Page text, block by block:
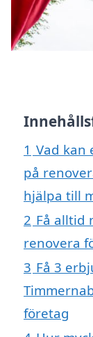
1 Vad kan
på
hjälpa till
2 Få alltid
renovera
3 Få 3
företag